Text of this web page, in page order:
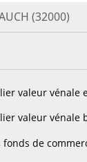
(32000)
valeur vénale
valeur vénale
fonds de